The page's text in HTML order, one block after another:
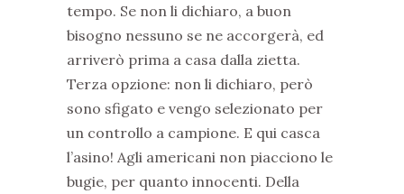
tempo. Se non li dichiaro, a buon
bisogno nessuno se ne accorgerà, ed
arriverò prima a casa dalla zietta.
Terza opzione: non li dichiaro, però
sono sfigato e vengo selezionato per
un controllo a campione. E qui casca
l’asino! Agli americani non piacciono le
bugie, per quanto innocenti. Della